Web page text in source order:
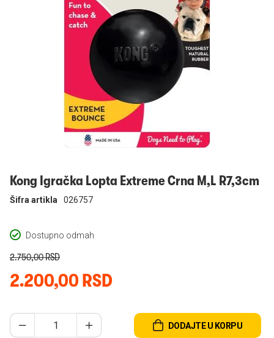
Kong Igračka Lopta Extreme Crna M,L R7,3cm
Dostupno odmah
Šifra artikla 026757
2.200,00 RSD
2.750,00 RSD
DODAJTE U KORPU